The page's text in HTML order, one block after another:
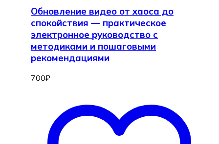
Обновление видео от хаоса до
спокойствия — практическое
электронное руководство с
методиками и пошаговыми
рекомендациями
700₽